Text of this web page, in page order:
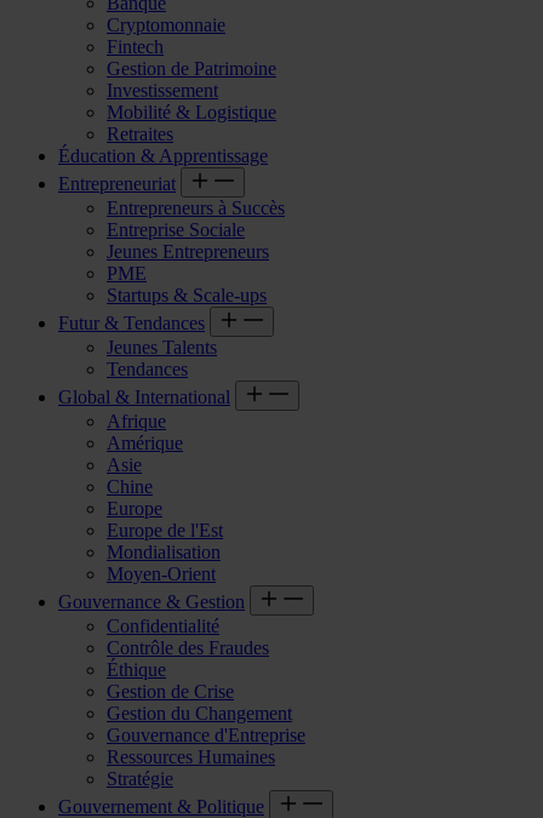
Cryptomonnaie
Fintech
Gestion de Patrimoine
Investissement
Mobilité & Logistique
Retraites
Éducation & Apprentissage
Entrepreneuriat
Entrepreneurs à Succès
Entreprise Sociale
Jeunes Entrepreneurs
PME
Startups & Scale-ups
Futur & Tendances
Jeunes Talents
Tendances
Global & International
Afrique
Amérique
Asie
Chine
Europe
Europe de l'Est
Mondialisation
Moyen-Orient
Gouvernance & Gestion
Confidentialité
Contrôle des Fraudes
Éthique
Gestion de Crise
Gestion du Changement
Gouvernance d'Entreprise
Ressources Humaines
Stratégie
Gouvernement & Politique